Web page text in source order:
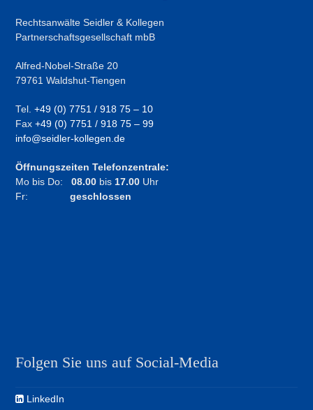
Rechtsanwälte Seidler & Kollegen
Partnerschaftsgesellschaft mbB
Alfred-Nobel-Straße 20
79761 Waldshut-Tiengen
Tel.+49 (0) 7751 / 918 75 – 10
Fax+49 (0) 7751 / 918 75 – 99
info@seidler-kollegen.de
Öffnungszeiten Telefonzentrale:
Mo bis Do:08.00 bis 17.00 Uhr
Fr:geschlossen
Folgen Sie uns auf Social-Media
LinkedIn